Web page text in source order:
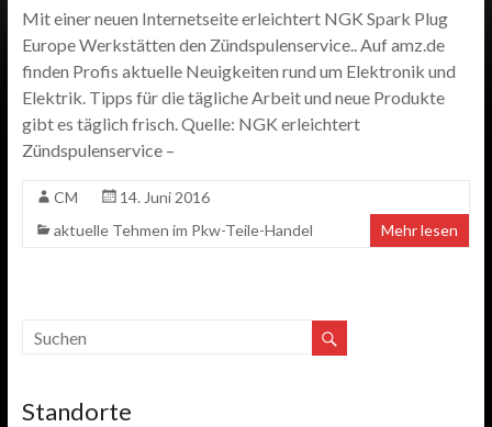
Mit einer neuen Internetseite erleichtert NGK Spark Plug
Europe Werkstätten den Zündspulenservice.. Auf amz.de
finden Profis aktuelle Neuigkeiten rund um Elektronik und
Elektrik. Tipps für die tägliche Arbeit und neue Produkte
gibt es täglich frisch. Quelle: NGK erleichtert
Zündspulenservice –
CM
14. Juni 2016
aktuelle Tehmen im Pkw-Teile-Handel
Mehr lesen
Standorte